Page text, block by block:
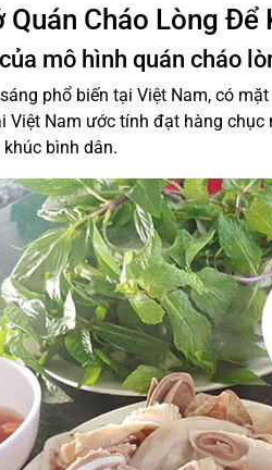
Quán Cháo Lòng Để
mô hình quán cháo
phổ biến tại Việt Nam, có
Việt Nam ước tính đạt hàng
bình dân.